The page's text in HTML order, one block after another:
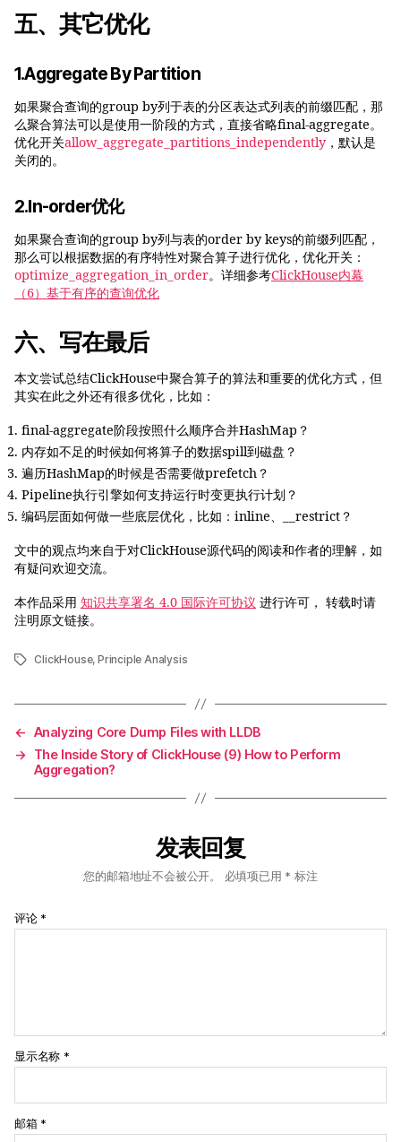
五、其它优化
1.Aggregate By Partition
如果聚合查询的group by列于表的分区表达式列表的前缀匹配，那
么聚合算法可以是使用一阶段的方式，直接省略final-aggregate。
优化开关allow_aggregate_partitions_independently ，默认是
关闭的。
2.In-order优化
如果聚合查询的group by列与表的order by keys的前缀列匹配，
那么可以根据数据的有序特性对聚合算子进行优化，优化开关：
optimize_aggregation_in_order。详细参考ClickHouse内幕
（6）基于有序的查询优化
六、写在最后
本文尝试总结ClickHouse中聚合算子的算法和重要的优化方式，但
其实在此之外还有很多优化，比如：
final-aggregate阶段按照什么顺序合并HashMap？
内存如不足的时候如何将算子的数据spill到磁盘？
遍历HashMap的时候是否需要做prefetch？
Pipeline执行引擎如何支持运行时变更执行计划？
编码层面如何做一些底层优化，比如：inline、__restrict？
文中的观点均来自于对ClickHouse源代码的阅读和作者的理解，如
有疑问欢迎交流。
本作品采用 知识共享署名 4.0 国际许可协议 进行许可， 转载时请
注明原文链接。
标
ClickHouse, Principle Analysis
← Analyzing Core Dump Files with LLDB
→ The Inside Story of ClickHouse (9) How to Perform
Aggregation?
发表回复
您的邮箱地址不会被公开。 必填项已用 * 标注
评论 *
显示名称 *
邮箱 *